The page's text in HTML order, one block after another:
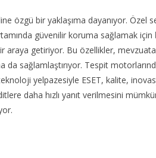
özgü bir yaklaşıma dayanıyor. Özel
güvenilir koruma sağlamak için
araya getiriyor. Bu özellikler,
sağlamlaştırıyor. Tespit
yelpazesiyle ESET, kalite,
daha hızlı yanıt verilmesini